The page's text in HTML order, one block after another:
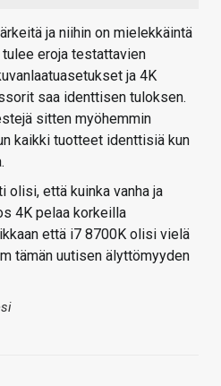
ja niihin on mielekkäintä
eroja testattavien
ja 4K
saa identtisen tuloksen.
sitten myöhemmin
kaikki tuotteet identtisiä kun
olisi, että kuinka vanha ja
4K pelaa korkeilla
että i7 8700K olisi vielä
tämän uutisen älyttömyyden